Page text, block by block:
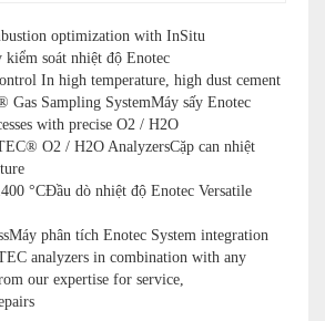
optimization with InSitu
kiểm soát nhiệt độ Enotec
In high temperature, high dust cement
Sampling SystemMáy sấy Enotec
with precise O2 / H2O
O2 / H2O AnalyzersCặp can nhiệt
°CĐầu dò nhiệt độ Enotec Versatile
phân tích Enotec System integration
analyzers in combination with any
our expertise for service,